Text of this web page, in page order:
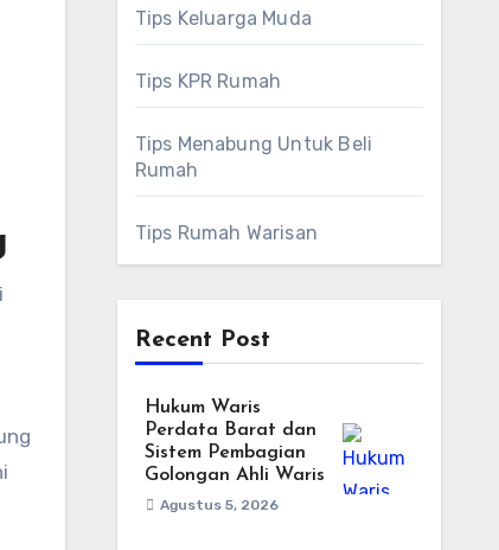
Tips Keluarga Muda
Tips KPR Rumah
Tips Menabung Untuk Beli
Rumah
Tips Rumah Warisan
Recent Post
Hukum Waris
Perdata Barat dan
Sistem Pembagian
Golongan Ahli Waris
Agustus 5, 2026